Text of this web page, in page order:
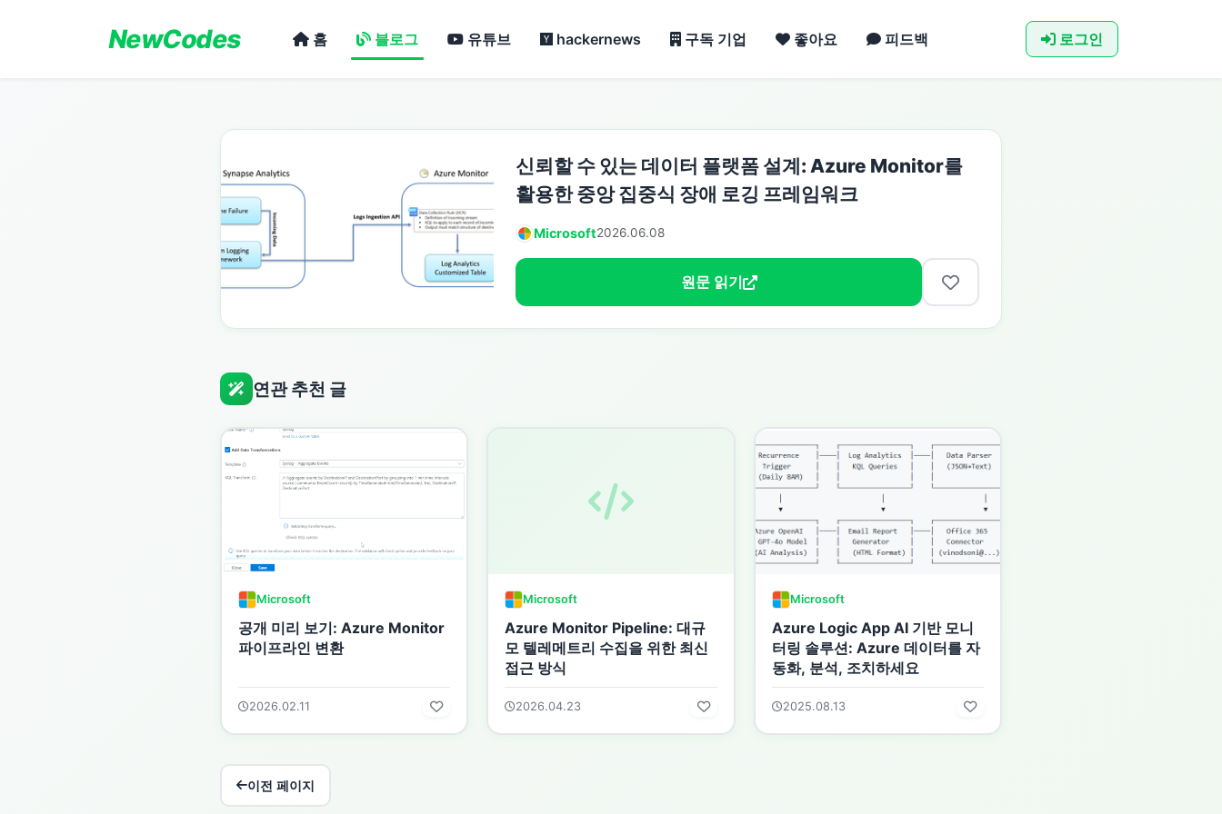
NewCodes 홈 블로그 유튜브 hackernews 구독 기업 좋아요 피드백 로그인
신뢰할 수 있는 데이터 플랫폼 설계: Azure Monitor를
활용한 중앙 집중식 장애 로깅 프레임워크
Microsoft2026.06.08
원문 읽기
연관 추천 글
Microsoft
공개 미리 보기: Azure Monitor
파이프라인 변환
2026.02.11
Microsoft
Azure Monitor Pipeline: 대규
모 텔레메트리 수집을 위한 최신
접근 방식
2026.04.23
Microsoft
Azure Logic App AI 기반 모니
터링 솔루션: Azure 데이터를 자
동화, 분석, 조치하세요
2025.08.13
이전 페이지